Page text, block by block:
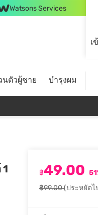
Watsons Services
เ
นตัวผู้ชาย บำรุงผม
฿49.00
฿99.00(ประหยัดไ